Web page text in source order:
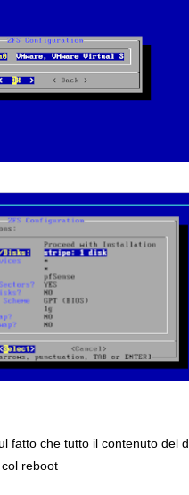
fatto che tutto il contenuto del
reboot